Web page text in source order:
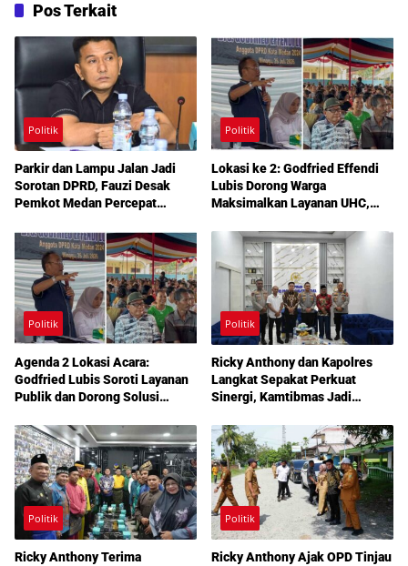
Pos Terkait
Politik
Parkir dan Lampu Jalan Jadi
Sorotan DPRD, Fauzi Desak
Pemkot Medan Percepat
Politik
Lokasi ke 2: Godfried Effendi
Lubis Dorong Warga
Maksimalkan Layanan UHC,
Pendidikan Mengemuka dalam
Reses Medan Amplas
Politik
Agenda 2 Lokasi Acara:
Godfried Lubis Soroti Layanan
Publik dan Dorong Solusi
DPRD Medan
Politik
Ricky Anthony dan Kapolres
Langkat Sepakat Perkuat
Sinergi, Kamtibmas Jadi
Politik
Ricky Anthony Terima
Politik
Ricky Anthony Ajak OPD Tinjau